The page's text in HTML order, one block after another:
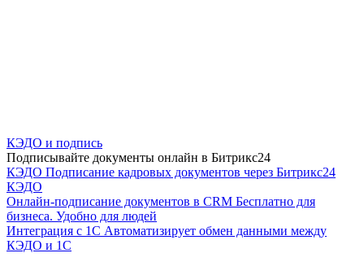
КЭДО и подпись
Подписывайте документы онлайн в Битрикс24
КЭДО Подписание кадровых документов через Битрикс24
КЭДО
Онлайн-подписание документов в CRM Бесплатно для
бизнеса. Удобно для людей
Интеграция с 1С Автоматизирует обмен данными между
КЭДО и 1С